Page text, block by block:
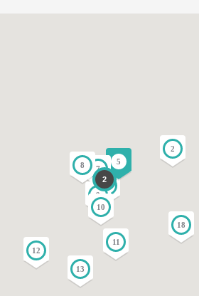
2
3
5
7
8
9
10
11
12
13
18
2